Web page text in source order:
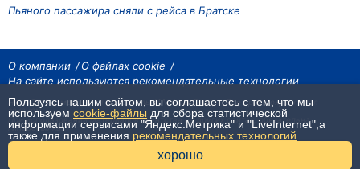
Пьяного пассажира сняли с рейса в Братске
О компании
О файлах cookie
На сайте используются рекомендательные технологии
На сайте размещаются материалы ИА «Наш Север». Все права охраняются
законом.
При использовании материалов агентства на других сайтах, обязательна
гиперссылка.
Пользуясь нашим сайтом, вы соглашаетесь с тем, что мы
используем cookie-файлы для сбора статистической
информации сервисами "Яндекс.Метрика" и "LiveInternet",а
также для применения рекомендательных технологий
хорошо